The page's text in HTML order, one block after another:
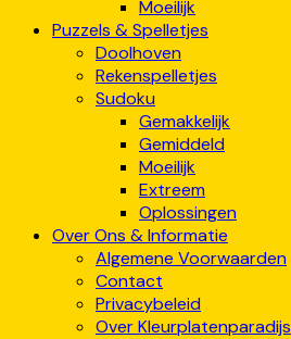
Moeilijk
Puzzels & Spelletjes
Doolhoven
Rekenspelletjes
Sudoku
Gemakkelijk
Gemiddeld
Moeilijk
Extreem
Oplossingen
Over Ons & Informatie
Algemene Voorwaarden
Contact
Privacybeleid
Over Kleurplatenparadijs